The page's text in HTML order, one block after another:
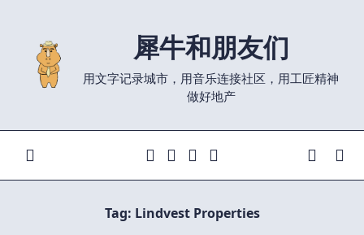
content
犀牛和朋友们
用文字记录城市，用音乐连接社区，用工匠精神
做好地产
Tag: Lindvest Properties